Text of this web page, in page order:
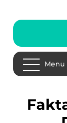
Menu
Fakta om Ekorren: En